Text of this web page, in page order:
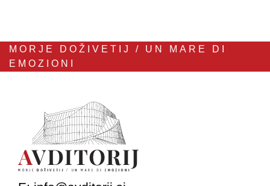
MORJE DOŽIVETIJ / UN MARE DI
EMOZIONI